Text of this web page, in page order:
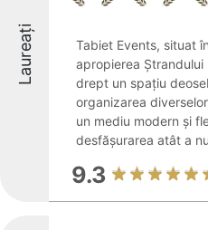
Laureați
Tabiet Events, situat
apropierea
drept un spațiu
organizarea
un mediu modern și
desfășurarea atât a
9.3